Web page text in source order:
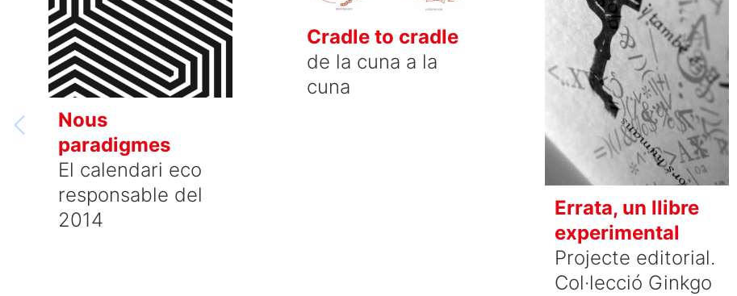
Nous
paradigmes
El calendari eco
responsable del
2014
Cradle to cradle
de la cuna a la
cuna
Errata, un llibre
experimental
Projecte editorial.
Col·lecció Ginkgo